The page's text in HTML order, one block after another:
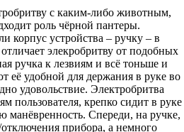
с каким-либо животным,
роль чёрной пантеры.
корпус устройства – ручку – в
элекробритву от подобных
ручка к лезвиям и всё тоньше и
её удобной для держания в руке во
удовольствие. Электробритва
пользователя, крепко сидит в руке
манёвренность. Спереди, на ручке,
прибора, а немного